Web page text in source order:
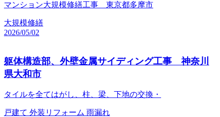
マンション大規模修繕工事 東京都多摩市
大規模修繕
2026/05/02
躯体構造部、外壁金属サイディング工事 神奈川
県大和市
タイルを全てはがし、柱、梁、下地の交換・
戸建て 外装リフォーム 雨漏れ